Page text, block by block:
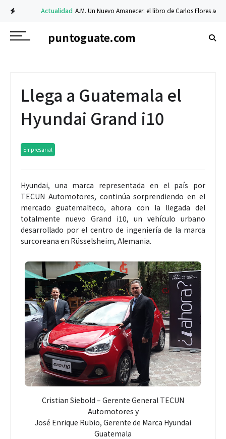
Actualidad A.M. Un Nuevo Amanecer: el libro de Carlos Flores sobre
puntoguate.com
Llega a Guatemala el
Hyundai Grand i10
Empresarial
Hyundai, una marca representada en el país por
TECUN Automotores, continúa sorprendiendo en el
mercado guatemalteco, ahora con la llegada del
totalmente nuevo Grand i10, un vehículo urbano
desarrollado por el centro de ingeniería de la marca
surcoreana en Rüsselsheim, Alemania.
Cristian Siebold – Gerente General TECUN
Automotores y
José Enrique Rubio, Gerente de Marca Hyundai
Guatemala